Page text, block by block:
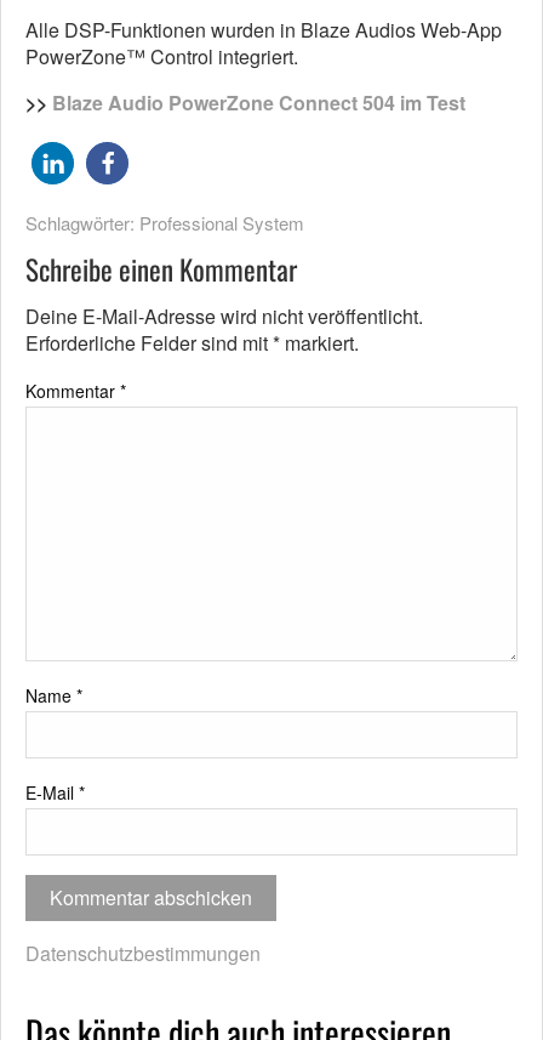
Alle DSP-Funktionen wurden in Blaze Audios Web-App
PowerZone™ Control integriert.
>> Blaze Audio PowerZone Connect 504 im Test
Schlagwörter: Professional System
Schreibe einen Kommentar
Deine E-Mail-Adresse wird nicht veröffentlicht.
Erforderliche Felder sind mit* markiert.
Kommentar *
Name *
E-Mail *
Datenschutzbestimmungen